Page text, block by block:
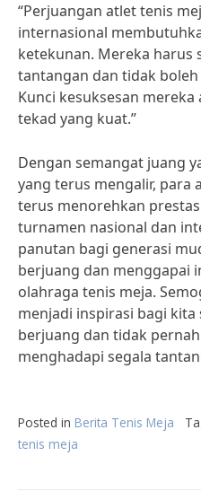
“Perjuangan atlet tenis
internasional
ketekunan. Mereka harus
tantangan dan tidak
Kunci kesuksesan
tekad yang kuat.”
Dengan semangat juang
yang terus mengalir, para
terus menorehkan
turnamen nasional dan
panutan bagi generasi
berjuang dan menggapai
olahraga tenis meja.
menjadi inspirasi bagi
berjuang dan tidak
menghadapi segala
Posted in Berita Tenis Meja
tenis meja